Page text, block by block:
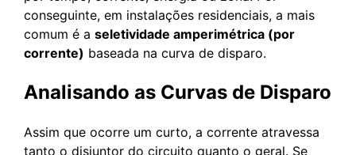
conseguinte, em instalações residenciais, a mais
comum é a seletividade amperimétrica (por
corrente) baseada na curva de disparo.
Analisando as Curvas de Disparo
Assim que ocorre um curto, a corrente atravessa
tanto o disjuntor do circuito quanto o geral. Se